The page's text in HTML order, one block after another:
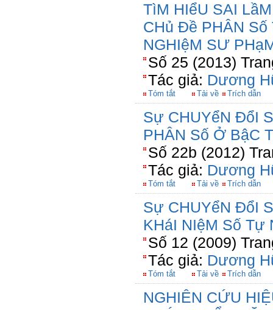
TìM HIểU SAI
CHủ Đề PHÂN Số
NGHIệM SƯ
Số 25 (2013)
Tác giả: Dương
Tóm tắt Tải về Trích dẫn
Sự CHUYểN ĐổI
PHÂN Số Ở BậC
Số 22b (2012)
Tác giả: Dương
Tóm tắt Tải về Trích dẫn
Sự CHUYểN ĐổI
KHáI NIệM Số Tự
Số 12 (2009)
Tác giả: Dương
Tóm tắt Tải về Trích dẫn
NGHIÊN CỨU